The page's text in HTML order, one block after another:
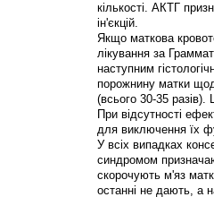
кількості. АКТГ
ін'єкцій.
Якщо маткова
лікування за
наступним
порожнину матки
(всього 30-35 разів).
При відсутності
для виключення їх
У всіх випадках
синдромом
скорочують м'яз
останні не дають, а